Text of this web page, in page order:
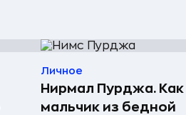
Личное
Нирмал Пурджа. Как
мальчик из бедной